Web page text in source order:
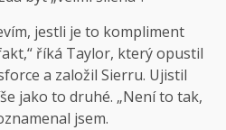
jestli je to kompliment
říká Taylor, který opustil
a založil Sierru. Ujistil
jako to druhé. „Není to tak,
jsem.